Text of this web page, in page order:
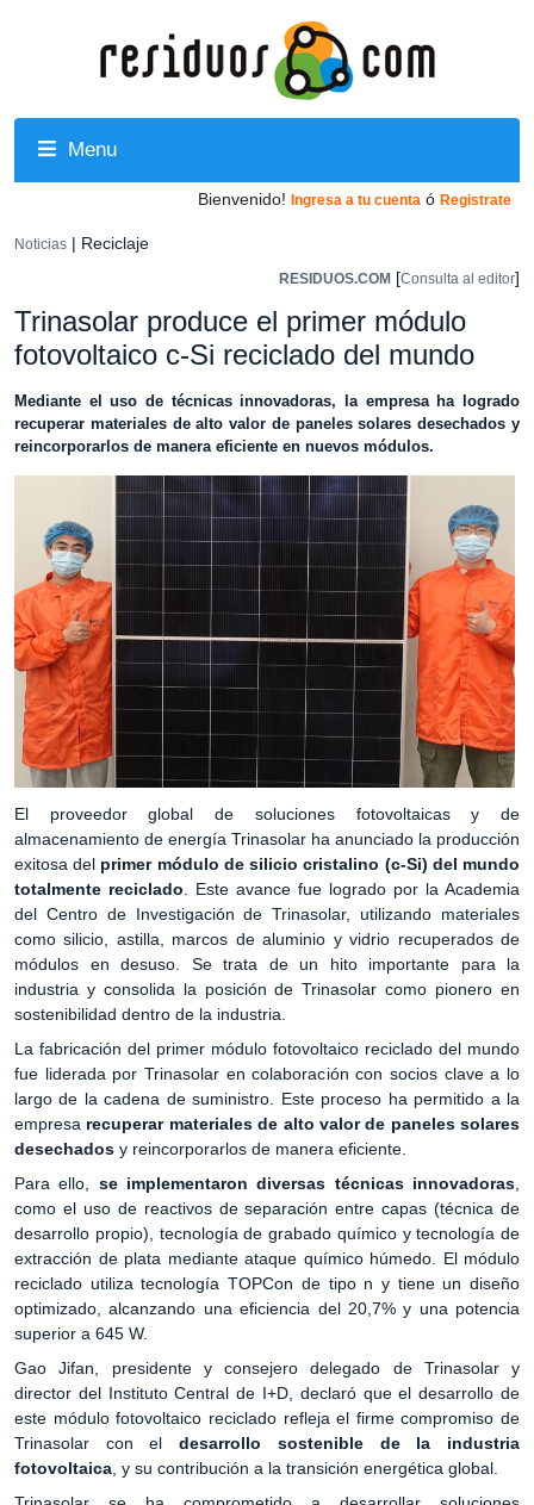
Menu
Bienvenido! Ingresa a tu cuenta ó Registrate
Noticias | Reciclaje
RESIDUOS.COM [Consulta al editor]
Trinasolar produce el primer módulo
fotovoltaico c-Si reciclado del mundo
Mediante el uso de técnicas innovadoras, la empresa ha logrado
recuperar materiales de alto valor de paneles solares desechados y
reincorporarlos de manera eficiente en nuevos módulos.
El proveedor global de soluciones fotovoltaicas y de
almacenamiento de energía Trinasolar ha anunciado la producción
exitosa del primer módulo de silicio cristalino (c-Si) del mundo
totalmente reciclado . Este avance fue logrado por la Academia
del Centro de Investigación de Trinasolar, utilizando materiales
como silicio, astilla, marcos de aluminio y vidrio recuperados de
módulos en desuso. Se trata de un hito importante para la
industria y consolida la posición de Trinasolar como pionero en
sostenibilidad dentro de la industria.
La fabricación del primer módulo fotovoltaico reciclado del mundo
fue liderada por Trinasolar en colaboración con socios clave a lo
largo de la cadena de suministro. Este proceso ha permitido a la
empresa recuperar materiales de alto valor de paneles solares
desechados y reincorporarlos de manera eficiente.
Para ello, se implementaron diversas técnicas innovadoras
como el uso de reactivos de separación entre capas (técnica de
desarrollo propio), tecnología de grabado químico y tecnología de
extracción de plata mediante ataque químico húmedo. El módulo
reciclado utiliza tecnología TOPCon de tipo n y tiene un diseño
optimizado, alcanzando una eficiencia del 20,7% y una potencia
superior a 645 W.
Gao Jifan, presidente y consejero delegado de Trinasolar y
director del Instituto Central de I+D, declaró que el desarrollo de
este módulo fotovoltaico reciclado refleja el firme compromiso de
Trinasolar con eldesarrollo sostenible de la industria
fotovoltaica , y su contribución a la transición energética global.